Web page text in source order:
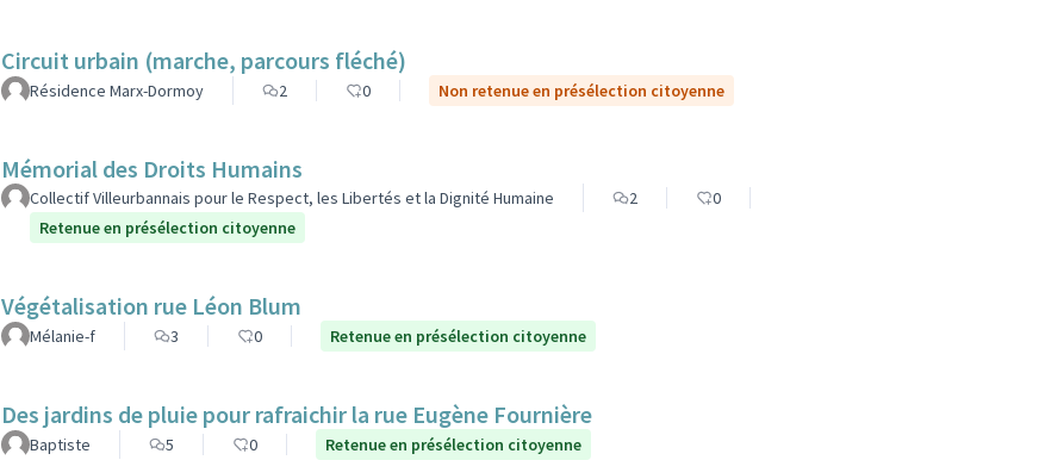
Circuit urbain (marche, parcours fléché)
Résidence Marx-Dormoy 2 0 Non retenue en présélection citoyenne
Mémorial des Droits Humains
Collectif Villeurbannais pour le Respect, les Libertés et la Dignité Humaine 2
0
Retenue en présélection citoyenne
Végétalisation rue Léon Blum
Mélanie-f 3 0 Retenue en présélection citoyenne
Des jardins de pluie pour rafraichir la rue Eugène Fournière
Baptiste 5 0 Retenue en présélection citoyenne